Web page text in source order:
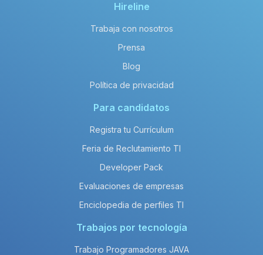
Hireline
Trabaja con nosotros
Prensa
Blog
Política de privacidad
Para candidatos
Registra tu Currículum
Feria de Reclutamiento TI
Developer Pack
Evaluaciones de empresas
Enciclopedia de perfiles TI
Trabajos por tecnología
Trabajo Programadores JAVA